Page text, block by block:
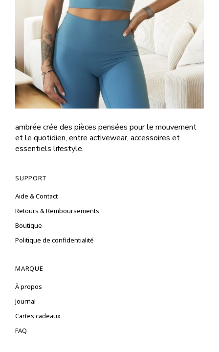
ambrée crée des pièces pensées pour le mouvement
et le quotidien, entre activewear, accessoires et
essentiels lifestyle.
SUPPORT
Aide & Contact
Retours & Remboursements
Boutique
Politique de confidentialité
MARQUE
À propos
Journal
Cartes cadeaux
FAQ